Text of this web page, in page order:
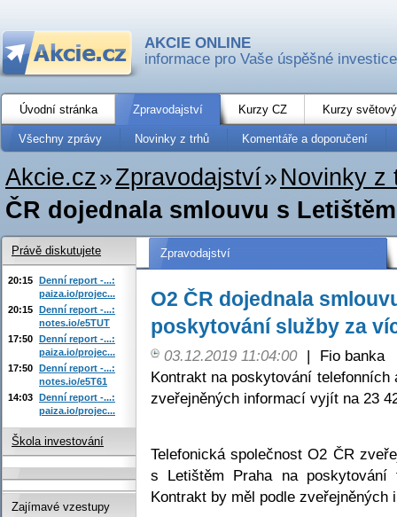
AKCIE ONLINE
informace pro Vaše úspěšné investice
Úvodní stránka Zpravodajství Kurzy CZ Kurzy
Všechny zprávy Novinky z trhů Komentáře a doporučení
Akcie.cz»Zpravodajství» Novinky z
ČR dojednala smlouvu s
Zpravodajství
O2 ČR dojednala
poskytování služby za
03.12.2019 11:04:00 |
Fio banka
Kontrakt na poskytování
zveřejněných informací vyjít na 23
Telefonická společnost O2 ČR
s Letištěm Praha na poskytování
Kontrakt by měl podle
Právě diskutujete
20:15 Denní report -...:
paiza.io/projec...
20:15 Denní report -...:
notes.io/e5TUT
17:50 Denní report -...:
paiza.io/projec...
17:50 Denní report -...:
notes.io/e5T61
14:03 Denní report -...:
paiza.io/projec...
Škola investování
Zajímavé vzestupy